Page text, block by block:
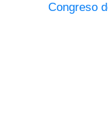
Congreso